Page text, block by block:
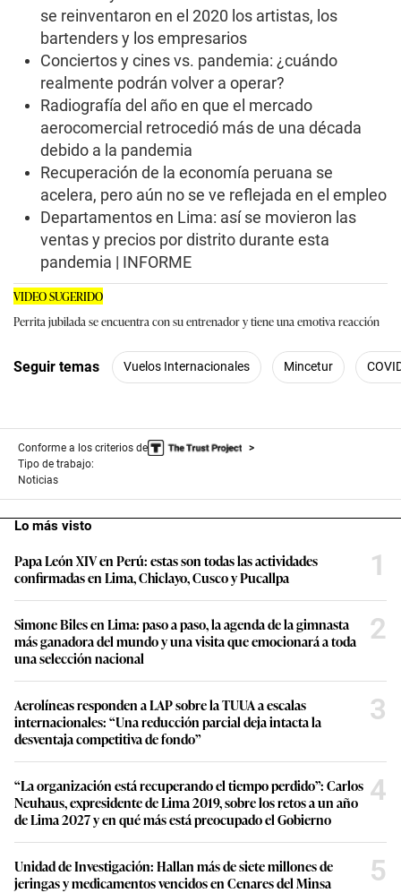
se reinventaron en el 2020 los artistas, los
bartenders y los empresarios
Conciertos y cines vs. pandemia: ¿cuándo
realmente podrán volver a operar?
Radiografía del año en que el mercado
aerocomercial retrocedió más de una década
debido a la pandemia
Recuperación de la economía peruana se
acelera, pero aún no se ve reflejada en el empleo
Departamentos en Lima: así se movieron las
ventas y precios por distrito durante esta
pandemia | INFORME
VIDEO SUGERIDO
Perrita jubilada se encuentra con su entrenador y tiene una emotiva reacción
Seguir temas Vuelos Internacionales Mincetur
Conforme a los criterios de
Tipo de trabajo:
Noticias
Lo más visto
Papa León XIV en Perú: estas son todas las actividades
confirmadas en Lima, Chiclayo, Cusco y Pucallpa
1
Simone Biles en Lima: paso a paso, la agenda de la gimnasta
más ganadora del mundo y una visita que emocionará a toda
una selección nacional
2
Aerolíneas responden a LAP sobre la TUUA a escalas
internacionales: “Una reducción parcial deja intacta la
desventaja competitiva de fondo”
3
“La organización está recuperando el tiempo perdido”: Carlos
Neuhaus, expresidente de Lima 2019, sobre los retos a un año
de Lima 2027 y en qué más está preocupado el Gobierno
4
Unidad de Investigación: Hallan más de siete millones de
jeringas y medicamentos vencidos en Cenares del Minsa
5